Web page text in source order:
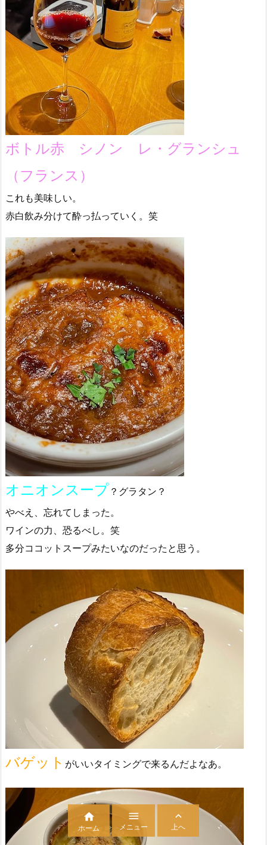
ボトル赤 シノン レ・グランシュ
（フランス）
これも美味しい。
赤白飲み分けて酔っ払っていく。笑
オニオンスープ ？グラタン？
やべえ、忘れてしまった。
ワインの力、恐るべし。笑
多分ココットスープみたいなのだったと思う。
バゲット がいいタイミングで来るんだよなあ。

ホーム

メニュー

上へ